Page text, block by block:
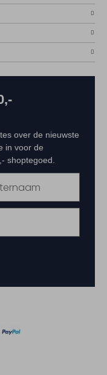
over de nieuwste
in voor de
shoptegoed.